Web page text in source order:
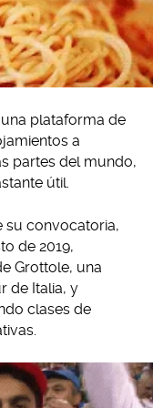
plataforma de
a
partes del mundo,
útil.
su convocatoria,
de 2019,
Grottole, una
de Italia, y
clases de